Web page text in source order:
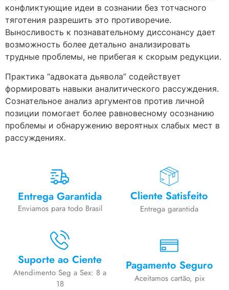
конфликтующие идеи в сознании без тотчасного
тяготения разрешить это противоречие.
Выносливость к познавательному диссонансу дает
возможность более детально анализировать
трудные проблемы, не прибегая к скорым редукции.
Практика “адвоката дьявола” содействует
формировать навыки аналитического рассуждения.
Сознательное анализ аргументов против личной
позиции помогает более равновесному осознанию
проблемы и обнаружению вероятных слабых мест в
рассуждениях.
Entrega Garantida
Enviamos para todo Brasil
Cliente Satisfeito
Entrega garantida
Suporte ao Ciente
Atendimento Seg a Sex: 8 a
18
Pagamento Seguro
Aceitamos cartão, pix